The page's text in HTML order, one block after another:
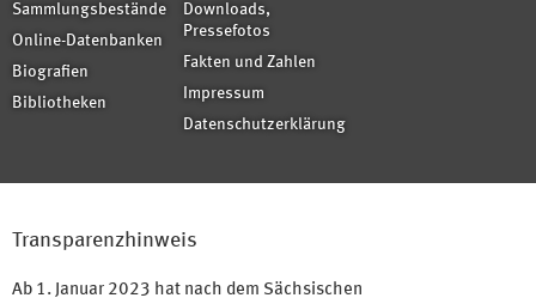
Sammlungsbestände
Online-Datenbanken
Biografien
Bibliotheken
Downloads,
Pressefotos
Fakten und Zahlen
Impressum
Datenschutzerklärung
Transparenzhinweis
Ab 1. Januar 2023 hat nach dem Sächsischen